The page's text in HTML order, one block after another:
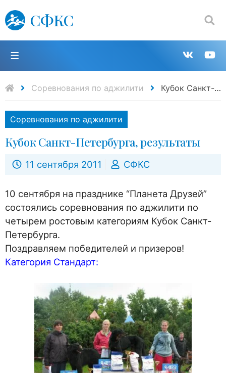
СФКС
Поиск:
в
Соревнования по аджилити Кубок Санкт-Петербурга, результаты
Соревнования по аджилити
Кубок Санкт-Петербурга, результаты
11 сентября 2011 СФКС
10 сентября на празднике “Планета Друзей”
состоялись соревнования по аджилити по
четырем ростовым категориям Кубок Санкт-
Петербурга.
Поздравляем победителей и призеров!
Категория Стандарт: